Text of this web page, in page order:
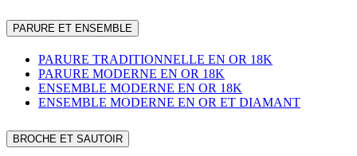
PARURE ET ENSEMBLE
PARURE TRADITIONNELLE EN OR 18K
PARURE MODERNE EN OR 18K
ENSEMBLE MODERNE EN OR 18K
ENSEMBLE MODERNE EN OR ET DIAMANT
BROCHE ET SAUTOIR